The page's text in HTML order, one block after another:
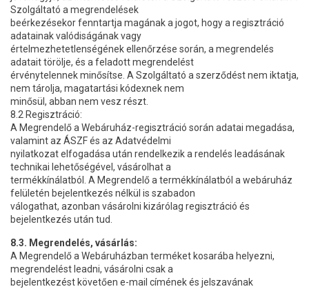
Szolgáltató a megrendelések
beérkezésekor fenntartja magának a jogot, hogy a regisztráció
adatainak valódiságának vagy
értelmezhetetlenségének ellenőrzése során, a megrendelés
adatait törölje, és a feladott megrendelést
érvénytelennek minősítse. A Szolgáltató a szerződést nem iktatja,
nem tárolja, magatartási kódexnek nem
minősül, abban nem vesz részt.
8.2 Regisztráció:
A Megrendelő a Webáruház-regisztráció során adatai megadása,
valamint az ÁSZF és az Adatvédelmi
nyilatkozat elfogadása után rendelkezik a rendelés leadásának
technikai lehetőségével, vásárolhat a
termékkínálatból. A Megrendelő a termékkínálatból a webáruház
felületén bejelentkezés nélkül is szabadon
válogathat, azonban vásárolni kizárólag regisztráció és
bejelentkezés után tud.
8.3. Megrendelés, vásárlás:
A Megrendelő a Webáruházban terméket kosarába helyezni,
megrendelést leadni, vásárolni csak a
bejelentkezést követően e-mail címének és jelszavának